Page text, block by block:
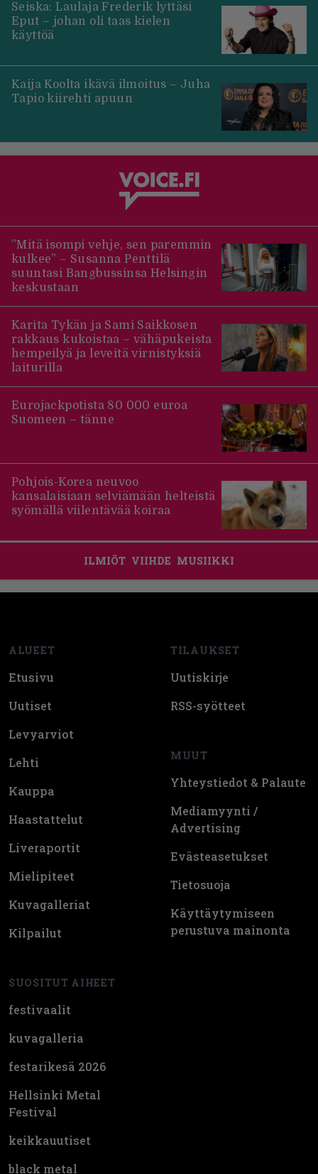
Seiska: Laulaja Frederik lyttäsi
Eput – johan oli taas kielen
käyttöä
Kaija Koolta ikävä ilmoitus – Juha
Tapio kiirehti apuun
”Mitä isompi vehje, sen paremmin
kulkee” – Susanna Penttilä
suuntasi Bangbussinsa Helsingin
keskustaan
Karita Tykän ja Sami Saikkosen
rakkaus kukoistaa – vähäpukeista
hempeilyä ja leveitä virnistyksiä
laiturilla
Eurojackpotista 80 000 euroa
Suomeen – tänne
Pohjois-Korea neuvoo
kansalaisiaan selviämään helteistä
syömällä viilentävää koiraa
ILMIÖT VIIHDE MUSIIKKI
ALUEET
Etusivu
Uutiset
Levyarviot
Lehti
Kauppa
Haastattelut
Liveraportit
Mielipiteet
Kuvagalleriat
Kilpailut
SUOSITUT AIHEET
festivaalit
kuvagalleria
festarikesä 2026
Hellsinki Metal
Festival
keikkauutiset
black metal
TILAUKSET
Uutiskirje
RSS-syötteet
MUUT
Yhteystiedot & Palaute
Mediamyynti /
Advertising
Evästeasetukset
Tietosuoja
Käyttäytymiseen
perustuva mainonta